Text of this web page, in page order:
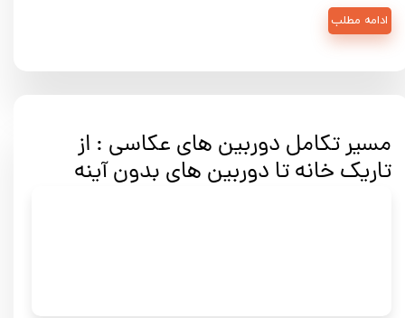
ادامه مطلب
مسیر تکامل دوربین های عکاسی : از
تاریک خانه تا دوربین های بدون آینه